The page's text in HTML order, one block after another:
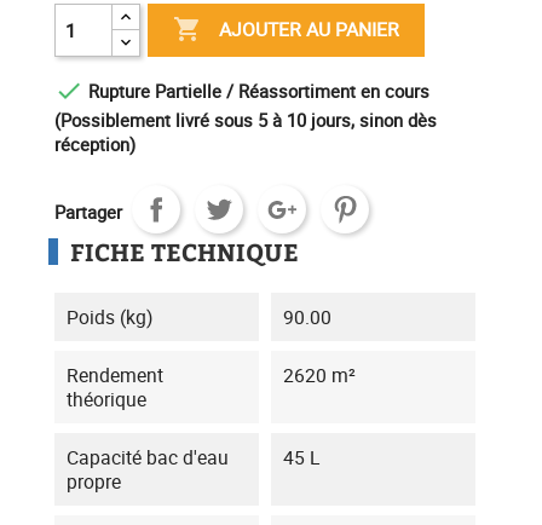
 AJOUTER AU PANIER
 Rupture Partielle / Réassortiment en cours
(Possiblement livré sous 5 à 10 jours, sinon dès
réception)
Partager
FICHE TECHNIQUE
Poids (kg) 90.00
Rendement
théorique
2620 m²
Capacité bac d'eau
propre
45 L